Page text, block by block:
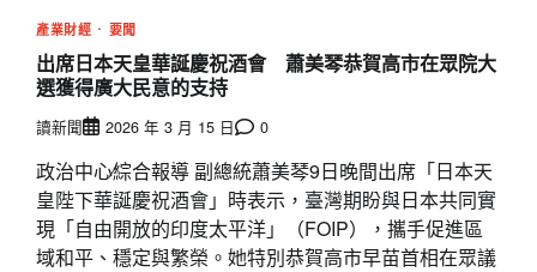
產業財經 要聞
出席日本天皇華誕慶祝酒會 蕭美琴恭賀高市在眾院大
選獲得廣大民意的支持
讀新聞 2026 年 3 月 15 日 0
政治中心∕綜合報導 副總統蕭美琴9日晚間出席「日本天
皇陛下華誕慶祝酒會」時表示，臺灣期盼與日本共同實
現「自由開放的印度太平洋」（FOIP），攜手促進區
域和平、穩定與繁榮。她特別恭賀高市早苗首相在眾議